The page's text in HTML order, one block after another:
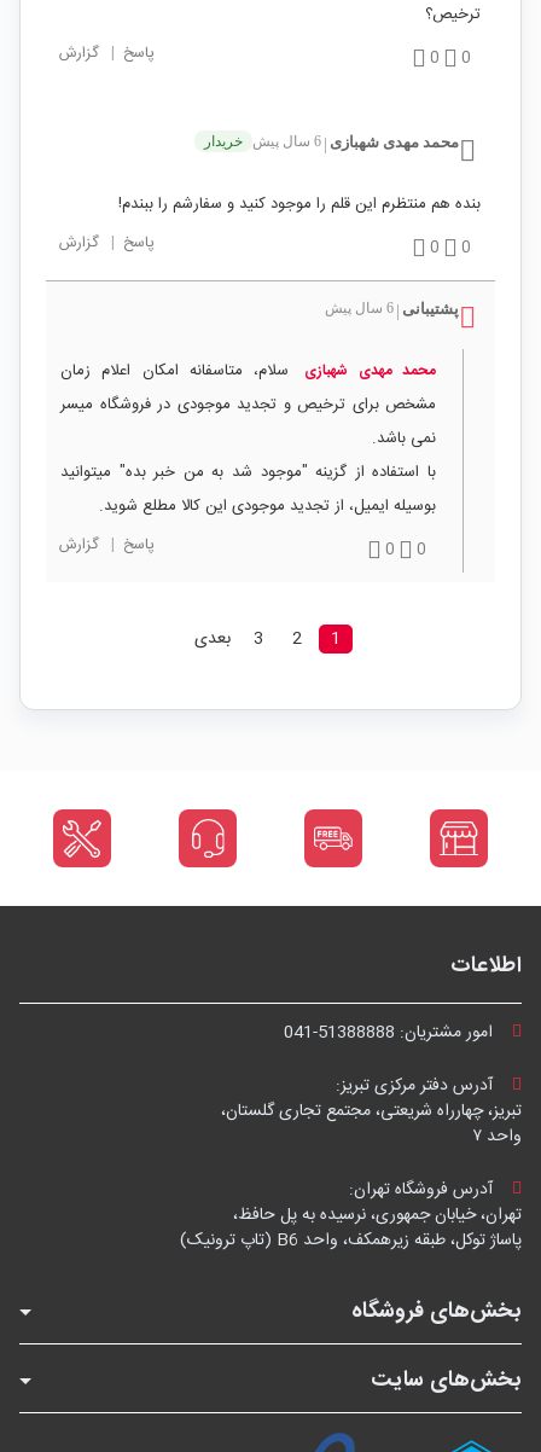
ترخیص؟
0
0 پاسخ | گزارش
محمد مهدی شهبازی 6 سال پیش خریدار
بنده هم منتظرم این قلم را موجود کنید و سفارشم را ببندم!
0
0 پاسخ | گزارش
پشتیبانی 6 سال پیش
محمد مهدی شهبازی
سلام، متاسفانه امکان اعلام زمان
مشخص برای ترخیص و تجدید موجودی در فروشگاه میسر
نمی باشد.
با استفاده از گزینه "موجود شد به من خبر بده" میتوانید
بوسیله ایمیل، از تجدید موجودی این کالا مطلع شوید.
0
0 پاسخ | گزارش
1
2
3 بعدی
اطلاعات
امور مشتریان: 041-51388888
آدرس دفتر مرکزی تبریز:
تبریز، چهارراه شریعتی، مجتمع تجاری گلستان،
واحد ۷
آدرس فروشگاه تهران:
تهران، خیابان جمهوری، نرسیده به پل حافظ،
پاساژ توکل، طبقه زیرهمکف، واحد B6 (تاپ ترونیک)
بخش‌های فروشگاه
بخش‌های سایت